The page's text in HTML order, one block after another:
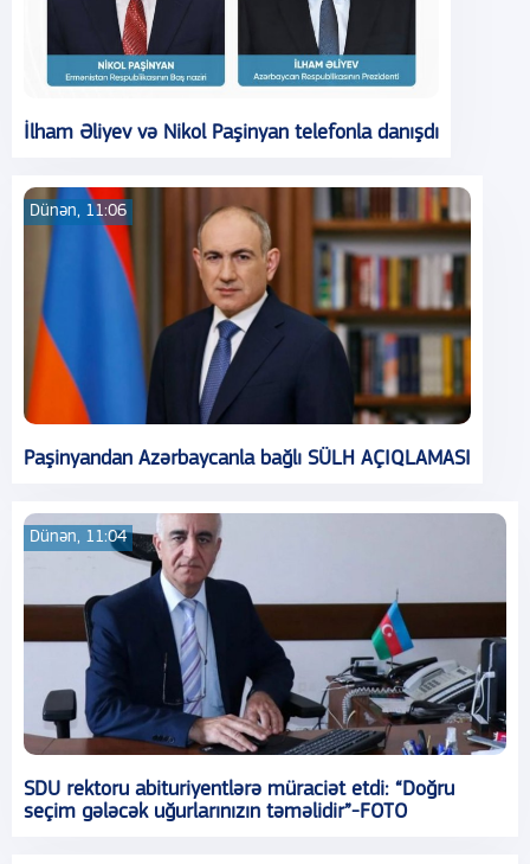
İlham Əliyev və Nikol Paşinyan telefonla danışdı
Dünən, 11:06
Paşinyandan Azərbaycanla bağlı SÜLH AÇIQLAMASI
Dünən, 11:04
SDU rektoru abituriyentlərə müraciət etdi: “Doğru
seçim gələcək uğurlarınızın təməlidir”-FOTO